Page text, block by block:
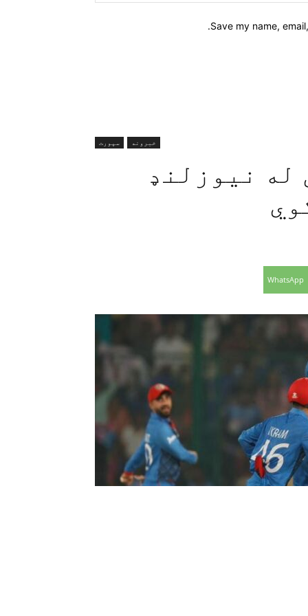
Save my name,